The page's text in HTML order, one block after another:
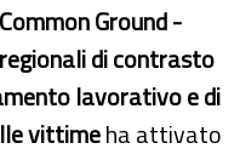
Common Ground -
di contrasto
lavorativo e di
vittimeha attivato